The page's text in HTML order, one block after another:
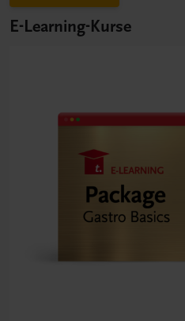
E-Learning-Kurse